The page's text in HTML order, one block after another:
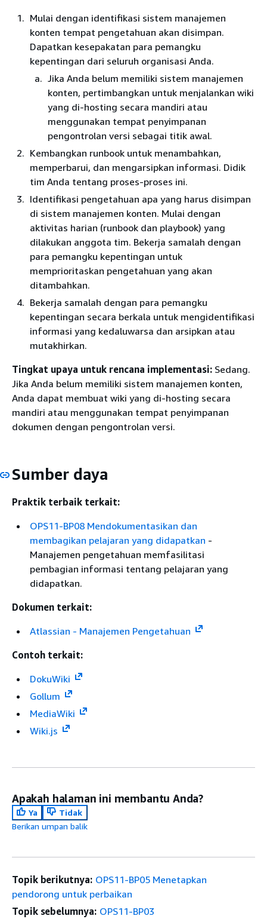
Mulai dengan identifikasi sistem manajemen
konten tempat pengetahuan akan disimpan.
Dapatkan kesepakatan para pemangku
kepentingan dari seluruh organisasi Anda.
Jika Anda belum memiliki sistem manajemen
konten, pertimbangkan untuk menjalankan wiki
yang di-hosting secara mandiri atau
menggunakan tempat penyimpanan
pengontrolan versi sebagai titik awal.
Kembangkan runbook untuk menambahkan,
memperbarui, dan mengarsipkan informasi. Didik
tim Anda tentang proses-proses ini.
Identifikasi pengetahuan apa yang harus disimpan
di sistem manajemen konten. Mulai dengan
aktivitas harian (runbook dan playbook) yang
dilakukan anggota tim. Bekerja samalah dengan
para pemangku kepentingan untuk
memprioritaskan pengetahuan yang akan
ditambahkan.
Bekerja samalah dengan para pemangku
kepentingan secara berkala untuk mengidentifikasi
informasi yang kedaluwarsa dan arsipkan atau
mutakhirkan.
Tingkat upaya untuk rencana implementasi: Sedang.
Jika Anda belum memiliki sistem manajemen konten,
Anda dapat membuat wiki yang di-hosting secara
mandiri atau menggunakan tempat penyimpanan
dokumen dengan pengontrolan versi.
Sumber daya
Praktik terbaik terkait:
OPS11-BP08 Mendokumentasikan dan
membagikan pelajaran yang didapatkan -
Manajemen pengetahuan memfasilitasi
pembagian informasi tentang pelajaran yang
didapatkan.
Dokumen terkait:
Atlassian - Manajemen Pengetahuan
Contoh terkait:
DokuWiki
Gollum
MediaWiki
Wiki.js
Apakah halaman ini membantu Anda?
Ya
Tidak
Berikan umpan balik
Topik berikutnya: OPS11-BP05 Menetapkan
pendorong untuk perbaikan
Topik sebelumnya: OPS11-BP03